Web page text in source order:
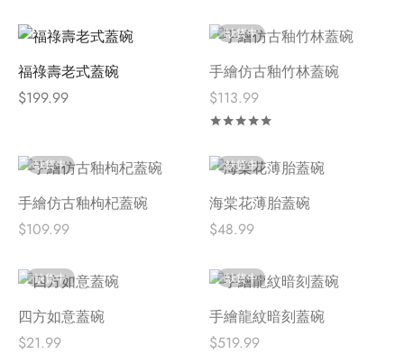
福祿壽老式蓋碗
$199.99
缺貨中
手繪仿古釉竹林蓋碗
$113.99
缺貨中
手繪仿古釉枸杞蓋碗
$109.99
缺貨中
海棠花薄胎蓋碗
$48.99
缺貨中
四方如意蓋碗
$21.99
缺貨中
手繪龍紋暗刻蓋碗
$519.99